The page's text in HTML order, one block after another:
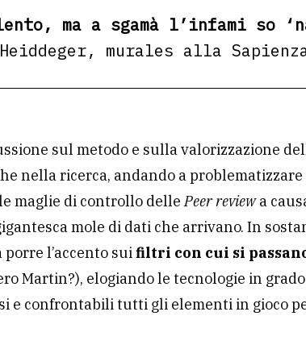
ma a sgamà l’infami so
murales alla
sul metodo e sulla valorizzazione
nella ricerca, andando a problematizzare
maglie di controllo delle Peer reviewa
mole di dati che arrivano. In
l’accento suifiltri con cui si
Martin?), elogiando le tecnologie in
e confrontabili tutti gli elementi in gioco